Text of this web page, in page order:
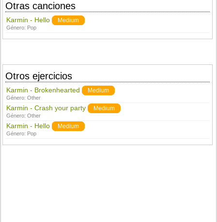
Otras canciones
Karmin - Hello Medium
Género: Pop
Otros ejercicios
Karmin - Brokenhearted Medium
Género:Other
Karmin - Crash your party Medium
Género:Other
Karmin - Hello Medium
Género: Pop